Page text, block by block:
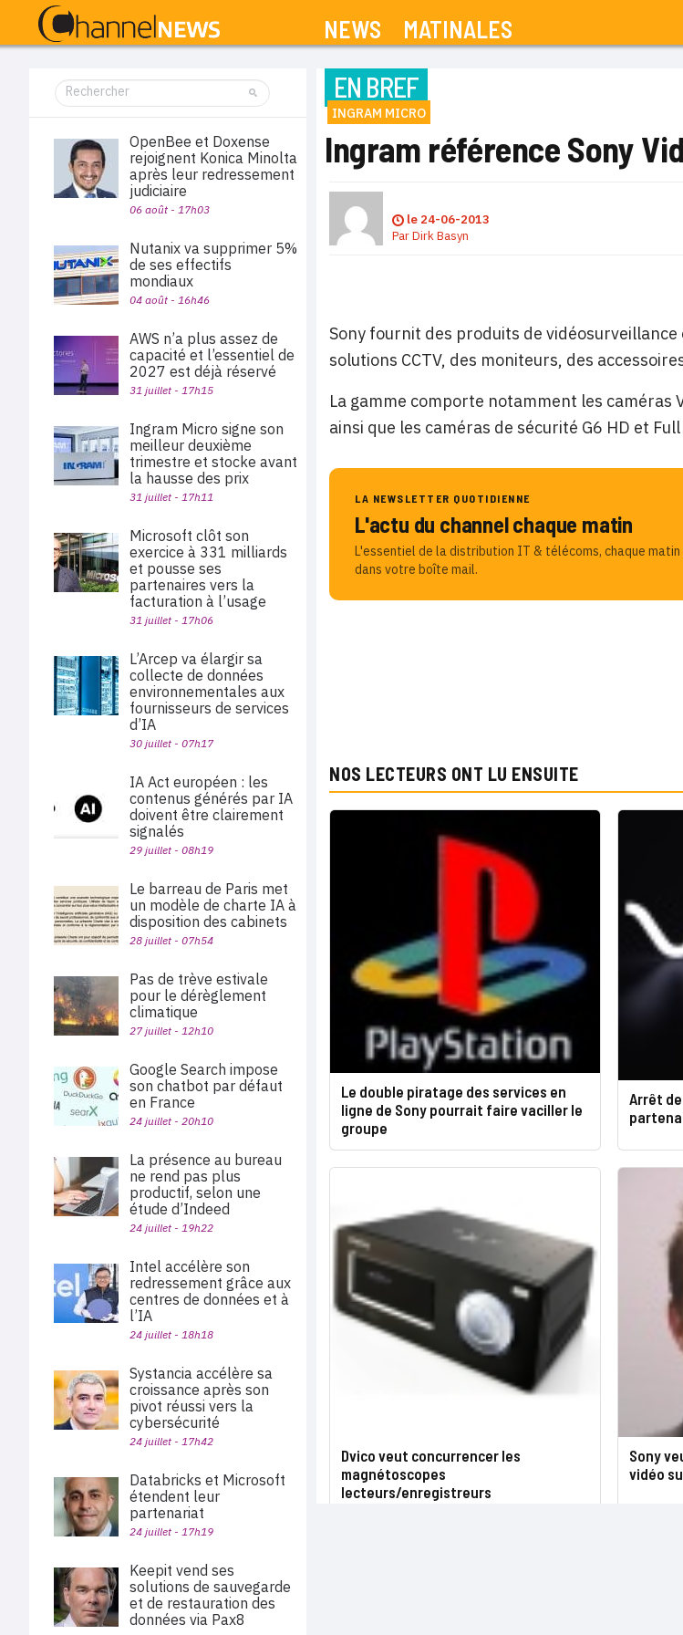
NEWS MATINALES
EN BREF
INGRAM MICRO
Ingram référence Sony
le 24-06-2013
ParDirk Basyn
Sony fournit des produits de
solutions CCTV, des moniteurs, des
La gamme comporte notamment les caméras
ainsi que les caméras de sécurité G6 HD et
LA NEWSLETTER QUOTIDIENNE
L'actu du channel chaque matin
L'essentiel de la distribution IT & télécoms, chaque matin
dans votre boîte mail.
NOS LECTEURS ONT LU ENSUITE
Le double piratage des services en
ligne de Sony pourrait faire vaciller le
groupe
Arrêt
Dvico veut concurrencer les
magnétoscopes
lecteurs/enregistreurs
Sony
vidéo
OpenBee et Doxense
rejoignent Konica Minolta
après leur redressement
judiciaire
06 août - 17h03
Nutanix va supprimer 5%
de ses effectifs
mondiaux
04 août - 16h46
AWS n’a plus assez de
capacité et l’essentiel de
2027 est déjà réservé
31 juillet - 17h15
Ingram Micro signe son
meilleur deuxième
trimestre et stocke avant
la hausse des prix
31 juillet - 17h11
Microsoft clôt son
exercice à 331 milliards
et pousse ses
partenaires vers la
facturation à l’usage
31 juillet - 17h06
L’Arcep va élargir sa
collecte de données
environnementales aux
fournisseurs de services
d’IA
30 juillet - 07h17
IA Act européen : les
contenus générés par IA
doivent être clairement
signalés
29 juillet - 08h19
Le barreau de Paris met
un modèle de charte IA à
disposition des cabinets
28 juillet - 07h54
Pas de trève estivale
pour le dérèglement
climatique
27 juillet - 12h10
Google Search impose
son chatbot par défaut
en France
24 juillet - 20h10
La présence au bureau
ne rend pas plus
productif, selon une
étude d’Indeed
24 juillet - 19h22
Intel accélère son
redressement grâce aux
centres de données et à
l’IA
24 juillet - 18h18
Systancia accélère sa
croissance après son
pivot réussi vers la
cybersécurité
24 juillet - 17h42
Databricks et Microsoft
étendent leur
partenariat
24 juillet - 17h19
Keepit vend ses
solutions de sauvegarde
et de restauration des
données via Pax8